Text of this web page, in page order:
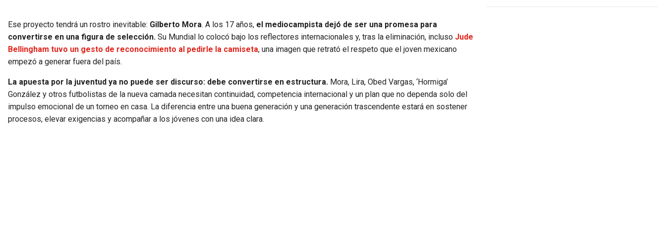
Ese proyecto tendrá un rostro inevitable: Gilberto Mora. A los 17 años, el mediocampista dejó de ser una promesa para
convertirse en una figura de selección. Su Mundial lo colocó bajo los reflectores internacionales y, tras la eliminación, incluso Jude
Bellingham tuvo un gesto de reconocimiento al pedirle la camiseta, una imagen que retrató el respeto que el joven mexicano
empezó a generar fuera del país.
La apuesta por la juventud ya no puede ser discurso: debe convertirse en estructura. Mora, Lira, Obed Vargas, ‘Hormiga’
González y otros futbolistas de la nueva camada necesitan continuidad, competencia internacional y un plan que no dependa solo del
impulso emocional de un torneo en casa. La diferencia entre una buena generación y una generación trascendente estará en sostener
procesos, elevar exigencias y acompañar a los jóvenes con una idea clara.